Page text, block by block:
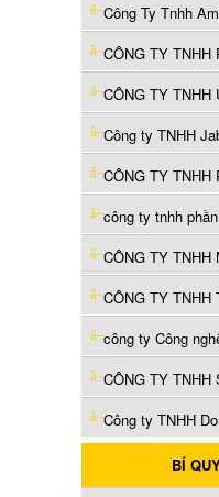
Công Ty Tnhh
CÔNG TY TNHH
CÔNG TY TNHH
Công ty TNHH
CÔNG TY TNHH
công ty tnhh
công ty Công
CÔNG TY
Công ty TNHH
BÍ